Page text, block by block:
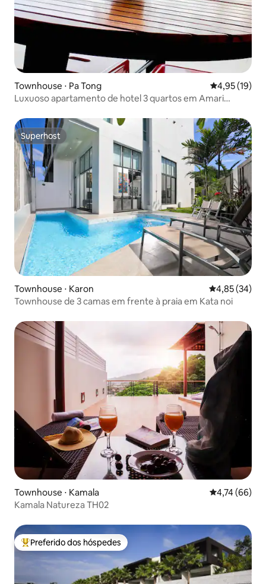
Townhouse ⋅ Pa Tong 4,95 de uma
4,95 (19)
Luxuoso apartamento de hotel 3 quartos em Amari
Superhost
Superhost
Townhouse ⋅ Karon 4,85 de uma
4,85 (34)
Townhouse de 3 camas em frente à praia em Kata noi
Townhouse ⋅ Kamala 4,74 de uma
4,74 (66)
Kamala Natureza TH02
Entre os melhores preferidos dos hóspedes
Preferido dos hóspedes